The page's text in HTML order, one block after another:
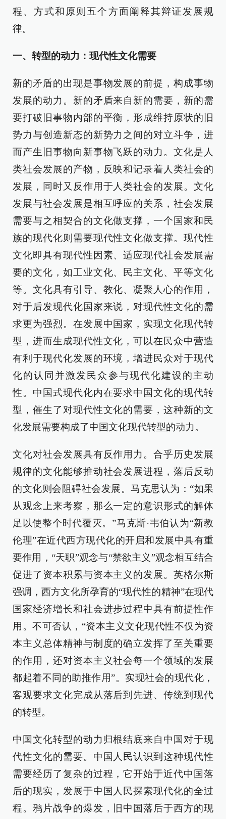
程、方式和原则五个方面阐释其辩证发展规
律。
一、转型的动力：现代性文化需要
新的矛盾的出现是事物发展的前提，构成事物
发展的动力。新的矛盾来自新的需要，新的需
要打破旧事物内部的平衡，形成维持原状的旧
势力与创造新态的新势力之间的对立斗争，进
而产生旧事物向新事物飞跃的动力。文化是人
类社会发展的产物，反映和记录着人类社会的
发展，同时又反作用于人类社会的发展。文化
发展与社会发展是相互呼应的关系，社会发展
需要与之相契合的文化做支撑，一个国家和民
族的现代化则需要现代性文化做支撑。现代性
文化即具有现代性因素、适应现代社会发展需
要的文化，如工业文化、民主文化、平等文化
等。文化具有引导、教化、凝聚人心的作用，
对于后发现代化国家来说，对现代性文化的需
求更为强烈。在发展中国家，实现文化现代转
型，进而生成现代性文化，可以在民众中营造
有利于现代化发展的环境，增进民众对于现代
化的认同并激发民众参与现代化建设的主动
性。中国式现代化内在要求中国文化的现代转
型，催生了对现代性文化的需要，这种新的文
化发展需要构成了中国文化现代转型的动力。
文化对社会发展具有反作用力。合乎历史发展
规律的文化能够推动社会发展进程，落后反动
的文化则会阻碍社会发展。马克思认为：“如果
从观念上来考察，那么一定的意识形式的解体
足以使整个时代覆灭。”马克斯·韦伯认为“新教
伦理”在近代西方现代化的开启和发展中具有重
要作用，“天职”观念与“禁欲主义”观念相互结合
促进了资本积累与资本主义的发展。英格尔斯
强调，西方文化所孕育的“现代性的精神”在现代
国家经济增长和社会进步过程中具有前提性作
用。不可否认，“资本主义文化现代性不仅为资
本主义总体精神与制度的确立发挥了至关重要
的作用，还对资本主义社会每一个领域的发展
都起着不同的助推作用”。实现社会的现代化，
客观要求文化完成从落后到先进、传统到现代
的转型。
中国文化转型的动力归根结底来自中国对于现
代性文化的需要。中国人民认识到这种现代性
需要经历了复杂的过程，它开始于近代中国落
后的现实，发展于中国人民探索现代化的全过
程。鸦片战争的爆发，旧中国落后于西方的现